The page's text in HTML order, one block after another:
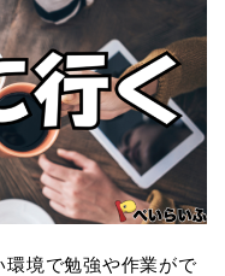
環境で勉強や作業がで